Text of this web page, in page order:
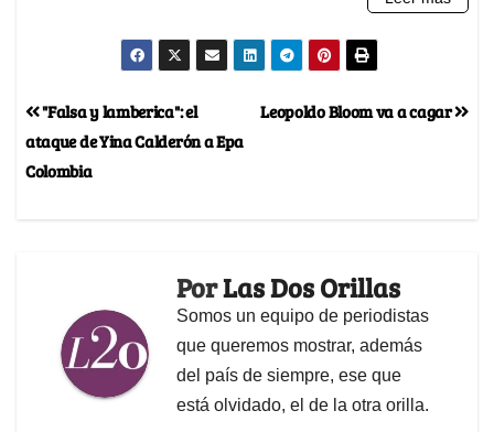
Leopoldo Bloom va a cagar
"Falsa y lamberica": el
ataque de Yina Calderón a Epa
Colombia
PorLas Dos Orillas
Somos un equipo de periodistas
que queremos mostrar, además
del país de siempre, ese que
está olvidado, el de la otra orilla.